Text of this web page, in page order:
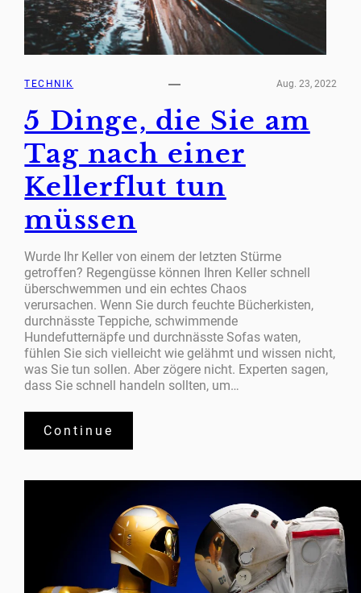
TECHNIK Aug. 23, 2022
5 Dinge, die Sie am
Tag nach einer
Kellerflut tun
müssen
Wurde Ihr Keller von einem der letzten Stürme
getroffen? Regengüsse können Ihren Keller schnell
überschwemmen und ein echtes Chaos
verursachen. Wenn Sie durch feuchte Bücherkisten,
durchnässte Teppiche, schwimmende
Hundefutternäpfe und durchnässte Sofas waten,
fühlen Sie sich vielleicht wie gelähmt und wissen nicht,
was Sie tun sollen. Aber zögere nicht. Experten sagen,
dass Sie schnell handeln sollten, um…
Continue